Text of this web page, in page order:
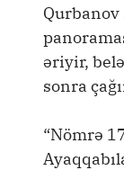
Qurbanov
əriyir,
sonra
“Nömrə